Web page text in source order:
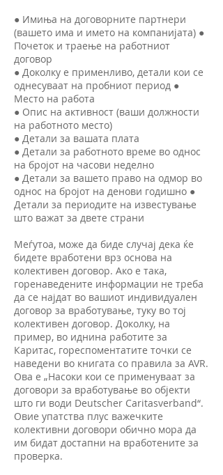
● Имиња на договорните партнери
(вашето има и името на компанијата) ●
Почеток и траење на работниот
договор
● Доколку е применливо, детали кои се
однесуваат на пробниот период ●
Место на работа
● Опис на активност (ваши должности
на работното место)
● Детали за вашата плата
● Детали за работното време во однос
на бројот на часови неделно
● Детали за вашето право на одмор во
однос на бројот на денови годишно ●
Детали за периодите на известување
што важат за двете страни
Меѓутоа, може да биде случај дека ќе
бидете вработени врз основа на
колективен договор. Ако е така,
горенаведените информации не треба
да се најдат во вашиот индивидуален
договор за вработување, туку во тој
колективен договор. Доколку, на
пример, во иднина работите за
Каритас, гореспоментатите точки се
наведени во книгата со правила за AVR.
Ова е „Насоки кои се применуваат за
договори за вработување во објекти
што ги води Deutscher Caritasverband“.
Овие упатства плус важечките
колективни договори обично мора да
им бидат достапни на вработените за
проверка.